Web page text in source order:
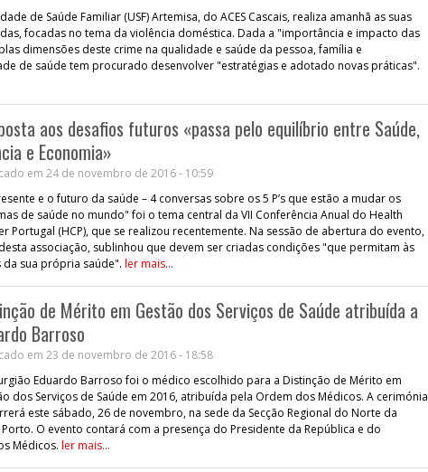
de Saúde Familiar (USF) Artemisa, do ACES Cascais, realiza amanhã as suas
focadas no tema da violência doméstica. Dada a "importância e impacto das
dimensões deste crime na qualidade e saúde da pessoa, família e
de saúde tem procurado desenvolver "estratégias e adotado novas práticas".
aos desafios futuros «passa pelo equilíbrio entre Saúde,
e Economia»
em 24 de novembro de 2016 - 10:59
e o futuro da saúde – 4 conversas sobre os 5 P’s que estão a mudar os
de saúde no mundo" foi o tema central da VII Conferência Anual do Health
Portugal (HCP), que se realizou recentemente. Na sessão de abertura do evento,
associação, sublinhou que devem ser criadas condições "que permitam às
sua própria saúde". ler mais...
de Mérito em Gestão dos Serviços de Saúde atribuída a
Barroso
em 23 de novembro de 2016 - 18:58
Eduardo Barroso foi o médico escolhido para a Distinção de Mérito em
dos Serviços de Saúde em 2016, atribuída pela Ordem dos Médicos. A cerimónia
este sábado, 26 de novembro, na sede da Secção Regional do Norte da
O evento contará com a presença do Presidente da República e do
Médicos. ler mais...